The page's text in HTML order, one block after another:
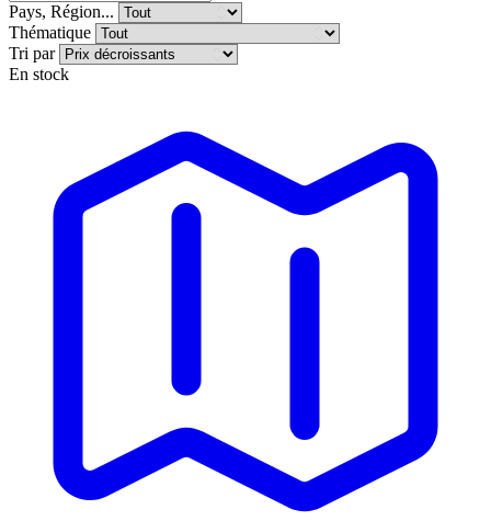
Pays, Région...
Thématique
Tri par
En stock